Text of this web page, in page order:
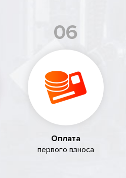
06
Оплата
первого взноса